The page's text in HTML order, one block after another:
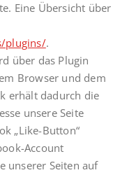
Eine Übersicht über
plugins/.
über das Plugin
Browser und dem
erhält dadurch die
unsere Seite
„Like-Button“
Account
unserer Seiten auf